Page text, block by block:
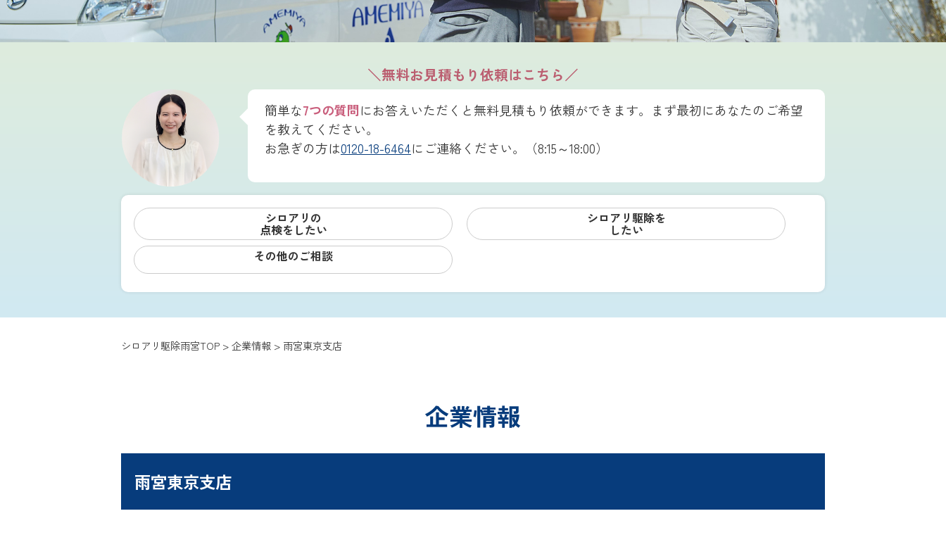
＼無料お見積もり依頼はこちら／
簡単な7つの質問にお答えいただくと無料見積もり依頼ができます。まず最初にあなたのご希望
を教えてください。
お急ぎの方は0120-18-6464にご連絡ください。（8:15～18:00）
シロアリの
点検をしたい
シロアリ駆除を
したい
その他のご相談
シロアリ駆除雨宮TOP >企業情報 > 雨宮東京支店
企業情報
雨宮東京支店